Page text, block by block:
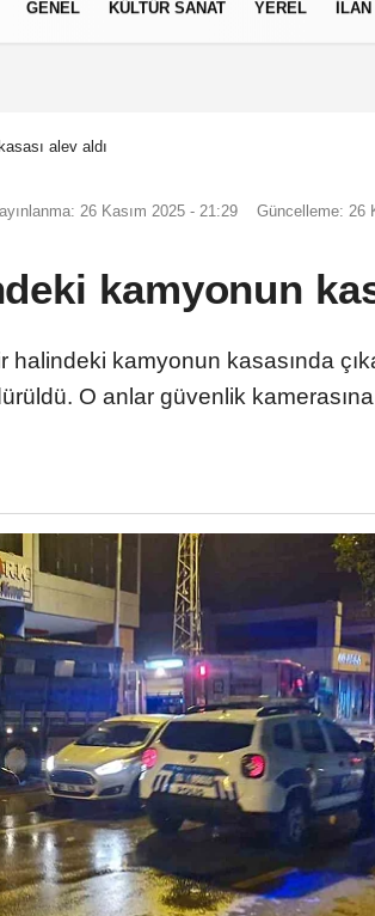
GENEL KÜLTÜR SANAT YEREL İLAN
alev aldı
26 Kasım 2025 - 21:29 Güncelleme: 26
kamyonun
kamyonun kasasında
O anlar güvenlik kamerasına